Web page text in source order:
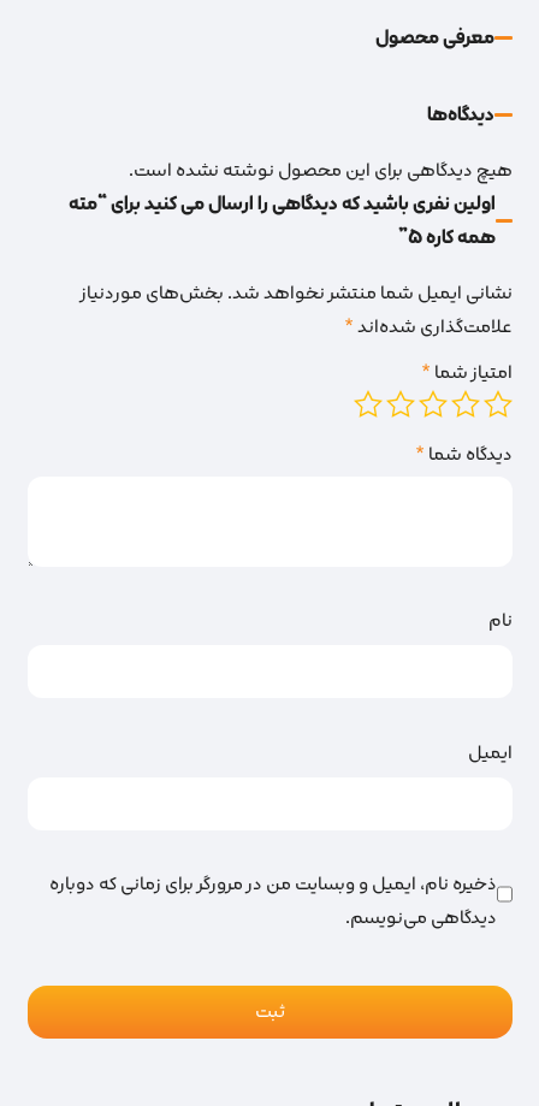
معرفی محصول
دیدگاه‌‌ها
هیچ دیدگاهی برای این محصول نوشته نشده است.
اولین نفری باشید که دیدگاهی را ارسال می کنید برای “مته
همه کاره 5”
نشانی ایمیل شما منتشر نخواهد شد.بخش‌های موردنیاز
علامت‌گذاری شده‌اند*
امتیاز شما*
دیدگاه شما*
نام
ایمیل
ذخیره نام، ایمیل و وبسایت من در مرورگر برای زمانی که دوباره
دیدگاهی می‌نویسم.